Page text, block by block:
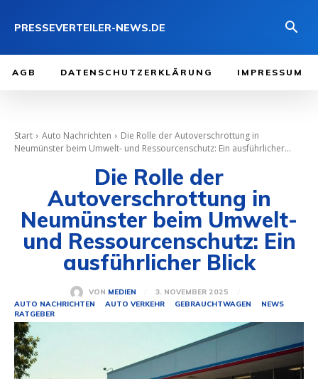
PRESSEVERTEILER-NEWS.DE
AGB DATENSCHUTZERKLÄRUNG IMPRESSUM
Start Auto Nachrichten
Die Rolle der Autoverschrottung in
Neumünster beim Umwelt- und Ressourcenschutz: Ein ausführlicher...
Die Rolle der
Autoverschrottung in
Neumünster beim Umwelt-
und Ressourcenschutz: Ein
ausführlicher Blick
VON MEDIEN
3. NOVEMBER 2025
AUTO NACHRICHTEN
AUTO VERKEHR GEBRAUCHTWAGEN
NEWS
RATGEBER